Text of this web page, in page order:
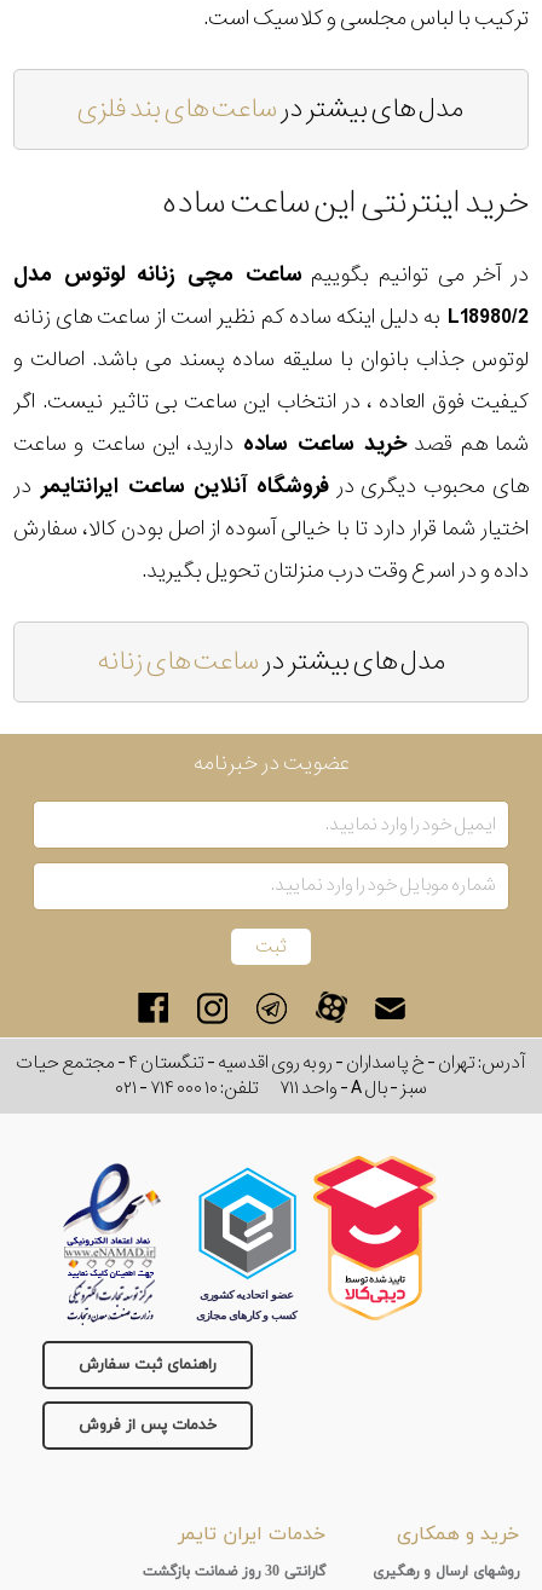
ترکیب با لباس مجلسی و کلاسیک است.
مدل های بیشتر درساعت های بند فلزی
خرید اینترنتی این ساعت ساده
در آخر می توانیم بگوییم ساعت مچی زنانه لوتوس مدل
L18980/2 به دلیل اینکه ساده کم نظیر است از ساعت های زنانه
لوتوس جذاب بانوان با سلیقه ساده پسند می باشد. اصالت و
کیفیت فوق العاده ، در انتخاب این ساعت بی تاثیر نیست. اگر
شما هم قصدخرید ساعت ساده دارید، این ساعت و ساعت
های محبوب دیگری درفروشگاه آنلاین ساعت ایرانتایمر در
اختیار شما قرار دارد تا با خیالی آسوده از اصل بودن کالا، سفارش
داده و در اسرع وقت درب منزلتان تحویل بگیرید.
مدل های بیشتر درساعت های زنانه
عضویت در خبرنامه
آدرس: تهران - خ پاسداران - رو به روی اقدسیه - تنگستان ۴ - مجتمع حیات
سبز - بال A - واحد ۷۱۱
تلفن:۰۲۱ - ۷۱۴ ۰۰۰ ۱۰
راهنمای ثبت سفارش
خدمات پس از فروش
خرید و همکاری
روشهای ارسال و رهگیری
خدمات ایران تایمر
گارانتی 30 روز ضمانت بازگشت